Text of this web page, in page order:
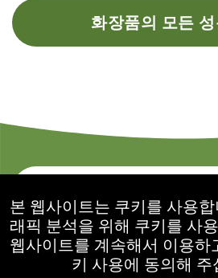
화장품의 모든
본 웹사이트는 쿠키를 사용
래픽 분석을 위해 쿠키를 사
웹사이트를 계속해서 이용하
키 사용에 동의해 주